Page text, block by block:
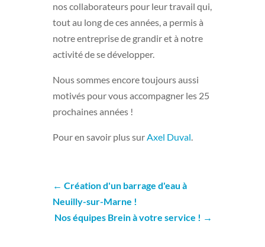
nos collaborateurs pour leur travail qui,
tout au long de ces années, a permis à
notre entreprise de grandir et à notre
activité de se développer.
Nous sommes encore toujours aussi
motivés pour vous accompagner les 25
prochaines années !
Pour en savoir plus surAxel Duval.
← Création d'un barrage d'eau à
Neuilly-sur-Marne !
Nos équipes Brein à votre service ! →